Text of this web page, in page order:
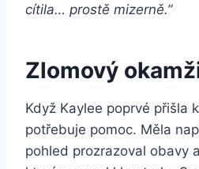
cítila… prostě mizerně.”
Zlomový
Když Kaylee poprvé přišla
potřebuje pomoc. Měla
pohled prozrazoval obavy